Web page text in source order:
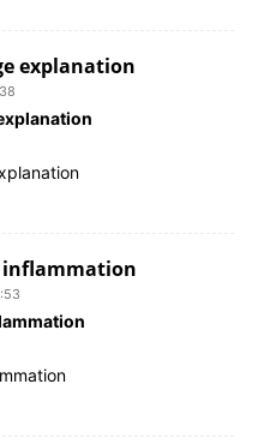
explanation